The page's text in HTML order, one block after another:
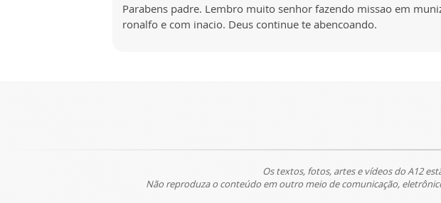
Parabens padre. Lembro muito senhor fazendo missao em
ronalfo e com inacio. Deus continue te abencoando.
Os textos, fotos, artes e vídeos do A12
Não reproduza o conteúdo em outro meio de comunicação,